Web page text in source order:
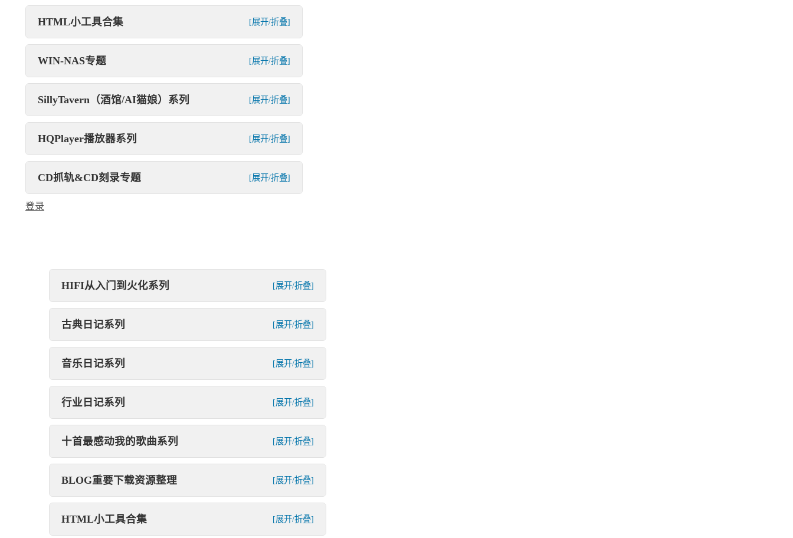
HTML小工具合集 [展开/折叠]
WIN-NAS专题 [展开/折叠]
SillyTavern（酒馆/AI猫娘）系列 [展开/折叠]
HQPlayer播放器系列 [展开/折叠]
CD抓轨&CD刻录专题 [展开/折叠]
登录
HIFI从入门到火化系列 [展开/折叠]
古典日记系列 [展开/折叠]
音乐日记系列 [展开/折叠]
行业日记系列 [展开/折叠]
十首最感动我的歌曲系列 [展开/折叠]
BLOG重要下载资源整理 [展开/折叠]
HTML小工具合集 [展开/折叠]